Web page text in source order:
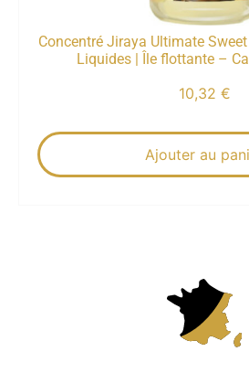
Concentré Jiraya Ultimate
Liquides | Île flottante –
10,32 €
Ajouter au